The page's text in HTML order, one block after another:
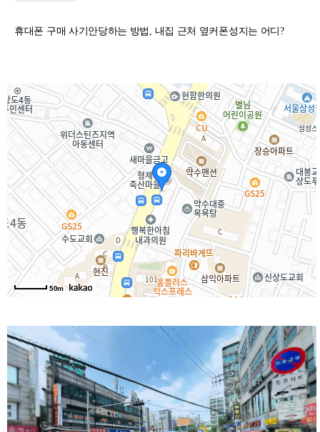
휴대폰 구매 사기안당하는 방법, 내집 근처 옆커폰성지는 어디?
50m
양녕